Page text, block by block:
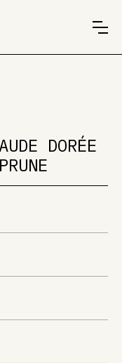
DORÉE